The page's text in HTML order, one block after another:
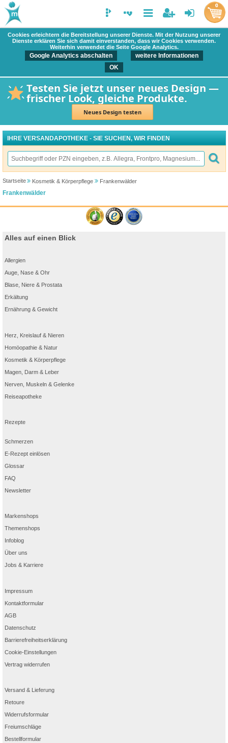
Cookies erleichtern die Bereitstellung unserer Dienste. Mit der Nutzung unserer
Dienste erklären Sie sich damit einverstanden, dass wir Cookies verwenden.
Weiterhin verwendet die Seite Google Analytics.
Google Analytics abschalten
weitere Informationen
OK
Testen Sie jetzt unser neues Design —
frischer Look, gleiche Produkte.
Neues Design testen
0
IHRE VERSANDAPOTHEKE - SIE SUCHEN, WIR FINDEN
Startseite Kosmetik & Körperpflege Frankenwälder
Frankenwälder
Alles auf einen Blick
Allergien
Auge, Nase & Ohr
Blase, Niere & Prostata
Erkältung
Ernährung & Gewicht
Herz, Kreislauf & Nieren
Homöopathie & Natur
Kosmetik & Körperpflege
Magen, Darm & Leber
Nerven, Muskeln & Gelenke
Reiseapotheke
Rezepte
Schmerzen
E-Rezept einlösen
Glossar
FAQ
Newsletter
Markenshops
Themenshops
Infoblog
Über uns
Jobs & Karriere
Impressum
Kontaktformular
AGB
Datenschutz
Barrierefreiheitserklärung
Cookie-Einstellungen
Vertrag widerrufen
Versand & Lieferung
Retoure
Widerrufsformular
Freiumschläge
Bestellformular